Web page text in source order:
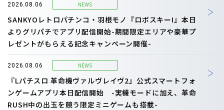
2026.08.06 NEWS
SANKYOレトロパチンコ・羽根モノ『ロボスキーI』本日
よりグリパチでアプリ配信開始-期間限定エリアや豪華プ
レゼントがもらえる記念キャンペーン開催-
2026.08.06 NEWS
『Lパチスロ 革命機ヴァルヴレイヴ2』公式スマートフォ
ンゲームアプリ本日配信開始 -実機モードに加え、革命
RUSH中の出玉を競う限定ミニゲームも搭載-